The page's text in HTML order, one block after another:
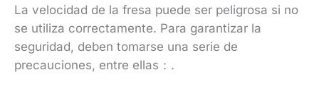
La velocidad de la fresa puede ser peligrosa si no
se utiliza correctamente. Para garantizar la
seguridad, deben tomarse una serie de
precauciones, entre ellas：.